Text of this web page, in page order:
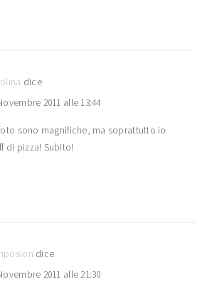
dice
2011 alle 13:44
sono magnifiche, ma soprattutto io
di pizza! Subito!
dice
2011 alle 21:30